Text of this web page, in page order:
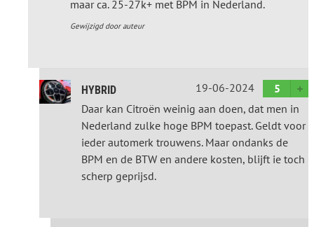
maar ca. 25-27k+ met BPM in Nederland.
Gewijzigd door auteur
HYBRID 19-06-2024
5
Daar kan Citroën weinig aan doen, dat men in
Nederland zulke hoge BPM toepast. Geldt voor
ieder automerk trouwens. Maar ondanks de
BPM en de BTW en andere kosten, blijft ie toch
scherp geprijsd.